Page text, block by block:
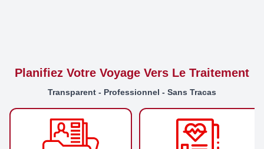
Planifiez Votre Voyage Vers Le Traitement
Transparent - Professionnel - Sans Tracas